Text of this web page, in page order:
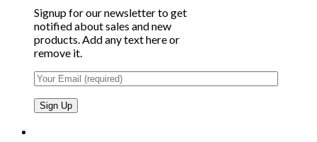
Signup for our newsletter to get
notified about sales and new
products. Add any text here or
remove it.